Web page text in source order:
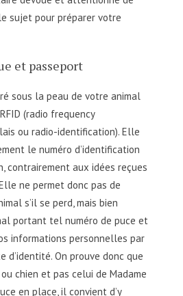
sujet pour préparer votre
et passeport
sous la peau de votre animal
(radio frequency
ou radio-identification). Elle
le numéro d’identification
contrairement aux idées reçues
ne permet donc pas de
s’il se perd, mais bien
portant tel numéro de puce et
informations personnelles par
d’identité. On prouve donc que
chien et pas celui de Madame
en place, il convient d’y